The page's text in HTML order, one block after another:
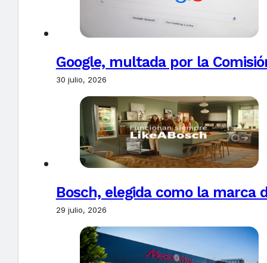
Google, multada por la
30 julio, 2026
Bosch, elegida como la marca
29 julio, 2026